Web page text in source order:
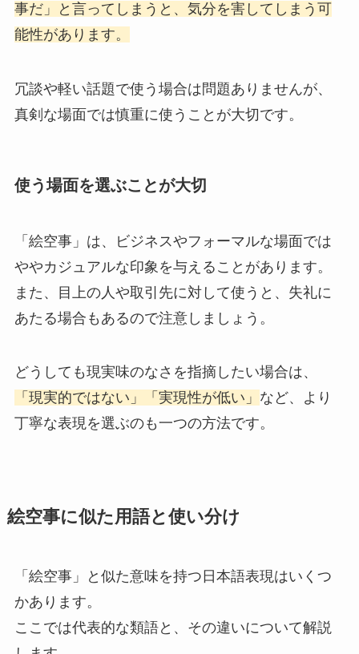
事だ」と言ってしまうと、気分を害してしまう可
能性があります。
冗談や軽い話題で使う場合は問題ありませんが、
真剣な場面では慎重に使うことが大切です。
使う場面を選ぶことが大切
「絵空事」は、ビジネスやフォーマルな場面では
ややカジュアルな印象を与えることがあります。
また、目上の人や取引先に対して使うと、失礼に
あたる場合もあるので注意しましょう。
どうしても現実味のなさを指摘したい場合は、
「現実的ではない」「実現性が低い」 など、より
丁寧な表現を選ぶのも一つの方法です。
絵空事に似た用語と使い分け
「絵空事」と似た意味を持つ日本語表現はいくつ
かあります。
ここでは代表的な類語と、その違いについて解説